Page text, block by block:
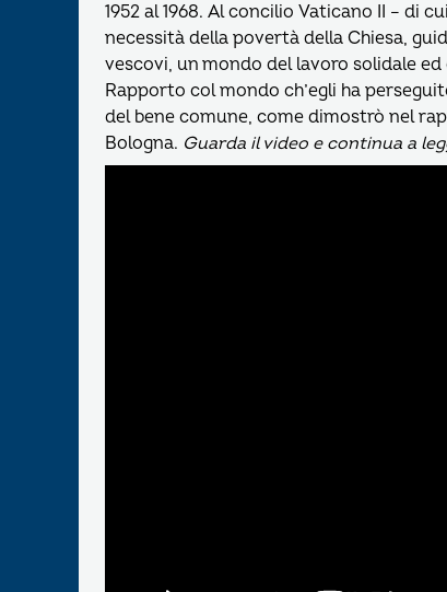
1952 al 1968. Al concilio Vaticano II –
necessità della povertà della Chiesa,
vescovi, un mondo del lavoro solidale
Rapporto col mondo ch’egli ha
del bene comune, come dimostrò nel
Bologna. Guarda il video e continua a